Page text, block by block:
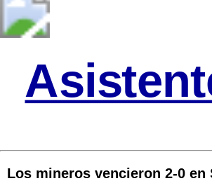
Los mineros vencieron 2-0 en
Despliegues por Rubros